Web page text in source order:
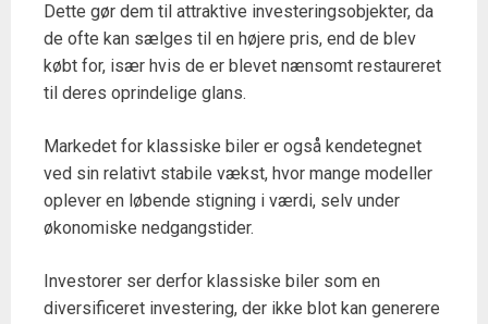
Dette gør dem til attraktive investeringsobjekter, da
de ofte kan sælges til en højere pris, end de blev
købt for, især hvis de er blevet nænsomt restaureret
til deres oprindelige glans.
Markedet for klassiske biler er også kendetegnet
ved sin relativt stabile vækst, hvor mange modeller
oplever en løbende stigning i værdi, selv under
økonomiske nedgangstider.
Investorer ser derfor klassiske biler som en
diversificeret investering, der ikke blot kan generere